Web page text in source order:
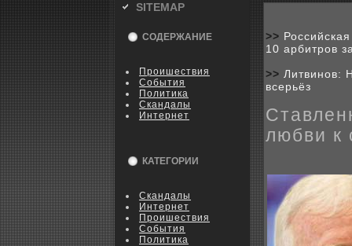
SITEMAP
СОДЕРЖАНИЕ
Пpoишествия
События
Политика
Скандалы
Интернет
КАТЕГОРИИ
Скандалы
Интернет
Пpoишествия
События
Политика
>>
10 арбитров
>> Литвинов:
всерьёз
любви к